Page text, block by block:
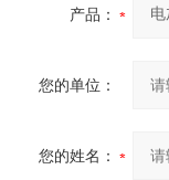
产品：
您的单位：
您的姓名：